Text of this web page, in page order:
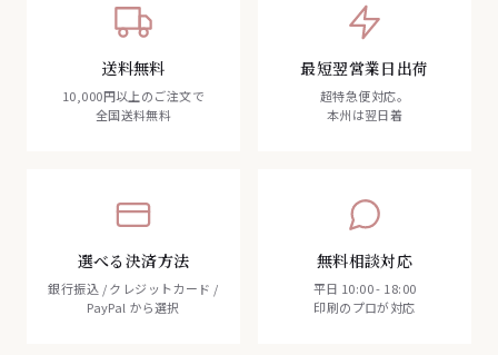
送料無料
10,000円以上のご注文で
全国送料無料
最短翌営業日出荷
超特急便対応。
本州は翌日着
選べる決済方法
銀行振込 / クレジットカード /
PayPal から選択
無料相談対応
平日 10:00 - 18:00
印刷のプロが対応